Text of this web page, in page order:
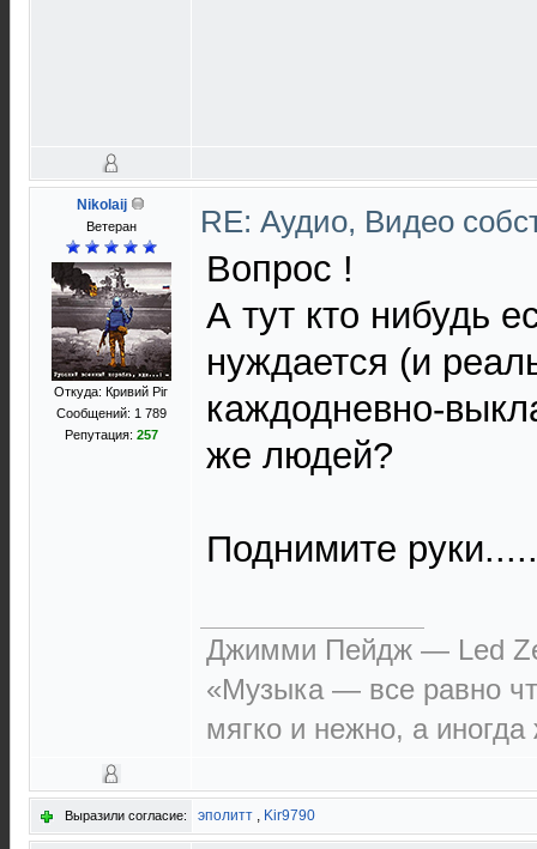
Nikolaij
Ветеран
Откуда: Кривий Рiг
Сообщений: 1 789
Репутация: 257
RE: Аудио, Видео
Вопрос !
А тут кто нибудь
нуждается (и
каждодневно-
же людей?
Поднимите руки.....
Джимми Пейдж — Led
«Музыка — все равно
мягко и нежно, а иногда
Выразили согласие: эполитт , Kir9790